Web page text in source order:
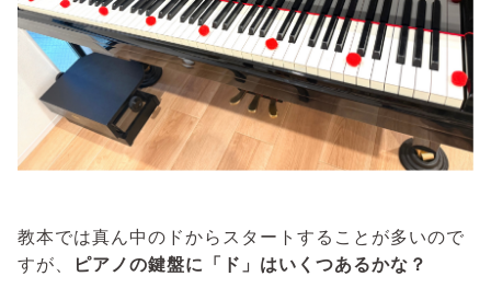
教本では真ん中のドからスタートすることが多いので
すが、
ピアノの鍵盤に「ド」はいくつあるかな？